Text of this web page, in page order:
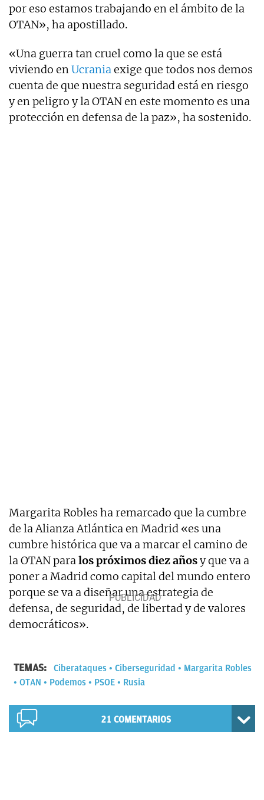
por eso estamos trabajando en el ámbito de la
OTAN», ha apostillado.
«Una guerra tan cruel como la que se está
viviendo enUcraniaexige que todos nos demos
cuenta de que nuestra seguridad está en riesgo
y en peligro y la OTAN en este momento es una
protección en defensa de la paz», ha sostenido.
Margarita Robles ha remarcado que la cumbre
de la Alianza Atlántica en Madrid «es una
cumbre histórica que va a marcar el camino de
la OTAN paralos próximos diez añosy que va a
poner a Madrid como capital del mundo entero
porque se va a diseñar una estrategia de
defensa, de seguridad, de libertad y de valores
democráticos».
TEMAS: Ciberataques Ciberseguridad
Margarita Robles
OTAN
Podemos PSOE Rusia
21 COMENTARIOS